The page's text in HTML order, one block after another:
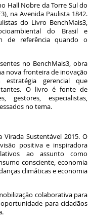
Hall Nobre da Torre Sul do
na Avenida Paulista 1842.
do Livro BenchMais3,
do Brasil e
de referência quando o
no BenchMais3, obra
nova fronteira de inovação
gerencial que
O livro é fonte de
gestores, especialistas,
no tema.
Sustentável 2015. O
positiva e inspiradora
ao assunto como
consciente, economia
climáticas e economia
colaborativa para
para cidadãos